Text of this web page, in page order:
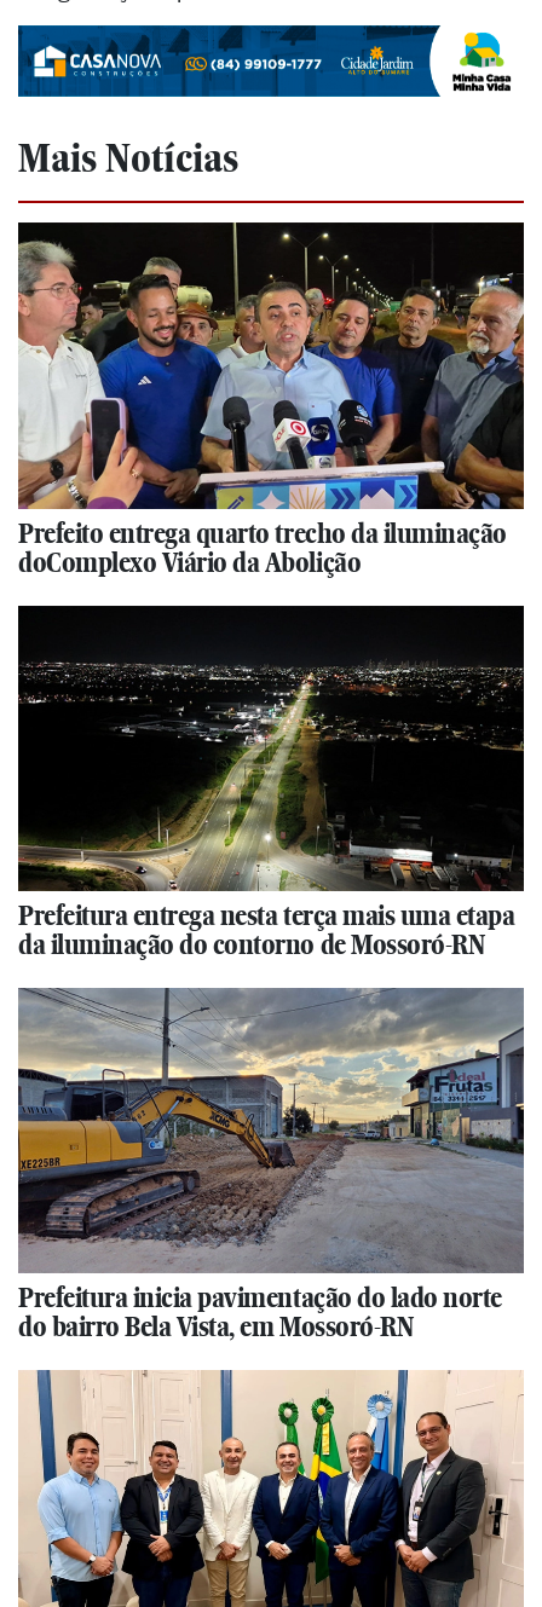
Mais Notícias
Prefeito entrega quarto trecho da iluminação
doComplexo Viário da Abolição
Prefeitura entrega nesta terça mais uma etapa
da iluminação do contorno de Mossoró-RN
Prefeitura inicia pavimentação do lado norte
do bairro Bela Vista, em Mossoró-RN